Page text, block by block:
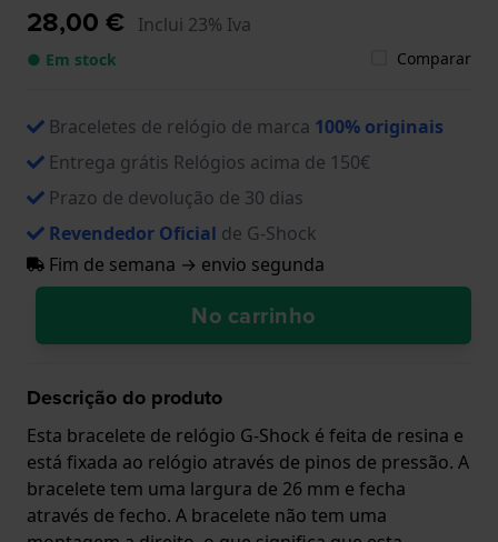
28,00 € Inclui 23% Iva
● Em stock Comparar
Braceletes de relógio de marca 100% originais
Entrega grátis Relógios acima de 150€
Prazo de devolução de 30 dias
Revendedor Oficial de G-Shock
Fim de semana → envio segunda
No carrinho
Descrição do produto
Esta bracelete de relógio G-Shock é feita de resina e
está fixada ao relógio através de pinos de pressão. A
bracelete tem uma largura de 26 mm e fecha
através de fecho. A bracelete não tem uma